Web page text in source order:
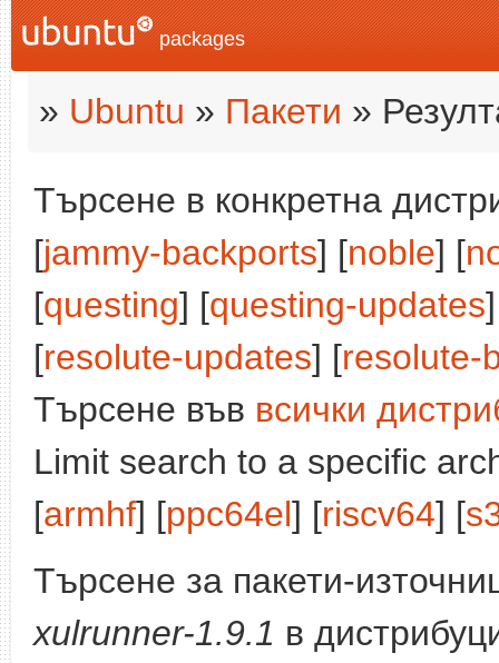
packages
» Ubuntu » Пакети »
Търсене в конкретна
[jammy-backports] [noble] [
[questing] [questing-updates
[resolute-updates] [resolute-
Търсене във всички
Limit search to a specific
[armhf] [ppc64el] [riscv64] [
Търсене за пакети-
xulrunner-1.9.1 в